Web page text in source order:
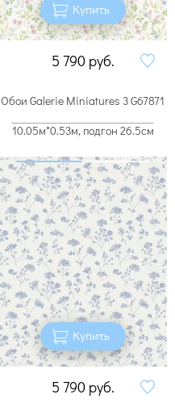
Купить
5 790 руб.
Обои Galerie Miniatures 3 G67871
10.05м*0.53м, подгон 26.5см
Купить
5 790 руб.